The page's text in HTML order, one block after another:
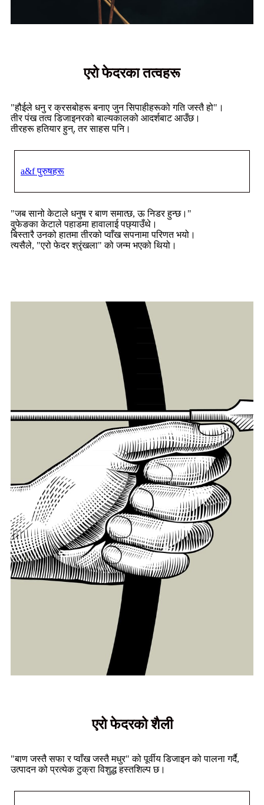
एरो फेदरका तत्वहरू
"हौईले धनु र क्रसबोहरू बनाए जुन सिपाहीहरूको गति जस्तै हो"।
तीर पंख तत्व डिजाइनरको बाल्यकालको आदर्शबाट आउँछ।
तीरहरू हतियार हुन्, तर साहस पनि।
a&f पुरुषहरू
"जब सानो केटाले धनुष र बाण समात्छ, ऊ निडर हुन्छ।"
वुफेङका केटाले पहाडमा हावालाई पछ्याउँथे।
बिस्तारै उनको हातमा तीरको प्वाँख सपनामा परिणत भयो।
त्यसैले, "एरो फेदर श्रृंखला" को जन्म भएको थियो।
एरो फेदरको शैली
"बाण जस्तै सफा र प्वाँख जस्तै मधुर" को पूर्वीय डिजाइन को पालना गर्दै,
उत्पादन को प्रत्येक टुक्रा विशुद्ध हस्तशिल्प छ।